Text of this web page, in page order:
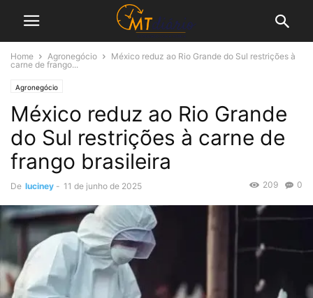
Home Agronegócio
México reduz ao Rio Grande do Sul restrições à
carne de frango...
Agronegócio
México reduz ao Rio Grande
do Sul restrições à carne de
frango brasileira
De luciney - 11 de junho de 2025 0
209